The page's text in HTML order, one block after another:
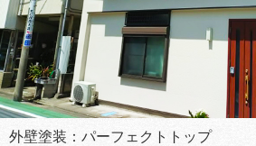
外壁塗装：パーフェクトトップ